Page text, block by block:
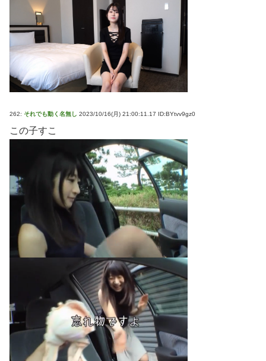
262: それでも動く名無し 2023/10/16(月) 21:00:11.17 ID:BYtvv9gz0
この子すこ